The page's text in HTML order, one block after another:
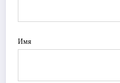
Имя